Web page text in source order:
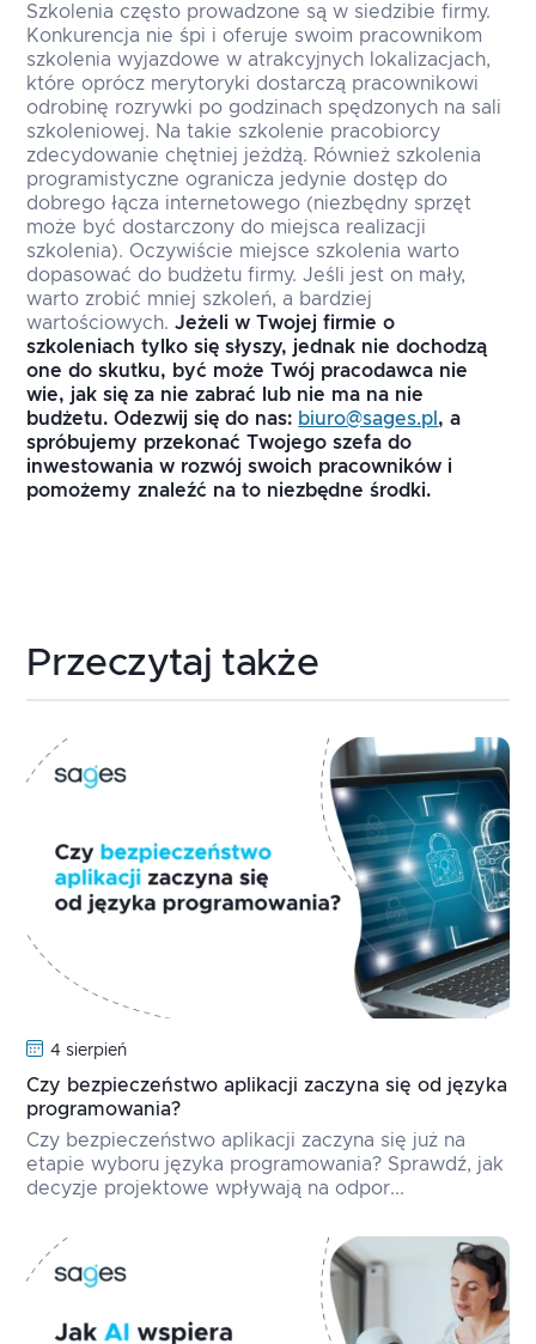
Szkolenia często prowadzone są w siedzibie firmy.
Konkurencja nie śpi i oferuje swoim pracownikom
szkolenia wyjazdowe w atrakcyjnych lokalizacjach,
które oprócz merytoryki dostarczą pracownikowi
odrobinę rozrywki po godzinach spędzonych na sali
szkoleniowej. Na takie szkolenie pracobiorcy
zdecydowanie chętniej jeżdżą. Również szkolenia
programistyczne ogranicza jedynie dostęp do
dobrego łącza internetowego (niezbędny sprzęt
może być dostarczony do miejsca realizacji
szkolenia). Oczywiście miejsce szkolenia warto
dopasować do budżetu firmy. Jeśli jest on mały,
warto zrobić mniej szkoleń, a bardziej
wartościowych.Jeżeli w Twojej firmie o
szkoleniach tylko się słyszy, jednak nie dochodzą
one do skutku, być może Twój pracodawca nie
wie, jak się za nie zabrać lub nie ma na nie
budżetu. Odezwij się do nas: biuro@sages.pl , a
spróbujemy przekonać Twojego szefa do
inwestowania w rozwój swoich pracowników i
pomożemy znaleźć na to niezbędne środki.
Przeczytaj także
4 sierpień
Czy bezpieczeństwo aplikacji zaczyna się od języka
programowania?
Czy bezpieczeństwo aplikacji zaczyna się już na
etapie wyboru języka programowania? Sprawdź, jak
decyzje projektowe wpływają na odpor...